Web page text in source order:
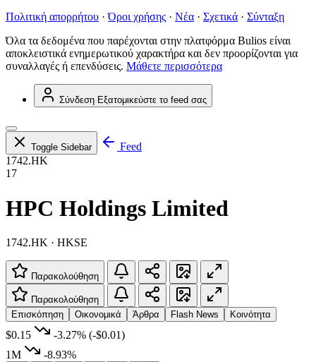
Πολιτική απορρήτου · Όροι χρήσης · Νέα · Σχετικά · Σύνταξη
Όλα τα δεδομένα που παρέχονται στην πλατφόρμα Bulios είναι
αποκλειστικά ενημερωτικού χαρακτήρα και δεν προορίζονται για
συναλλαγές ή επενδύσεις. Μάθετε περισσότερα
Σύνδεση Εξατομικεύστε το feed σας
Toggle Sidebar
Feed
1742.HK
17
HPC Holdings Limited
1742.HK · HKSE
Παρακολούθηση
Παρακολούθηση
Επισκόπηση
Οικονομικά Άρθρα Flash News Κοινότητα
$0.15 -3.27% (-$0.01)
1M
-8.93%